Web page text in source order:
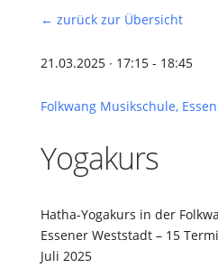
← zurück zur Übersicht
21.03.2025 ∙ 17:15 - 18:45
Folkwang Musikschule, Essen
Yogakurs
Hatha-Yogakurs in der
Essener Weststadt – 15
Juli 2025